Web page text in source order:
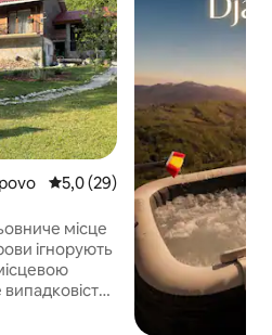
Середня оцінка: 5,0 з 5,
5,0 (29)
місце
ігнорують